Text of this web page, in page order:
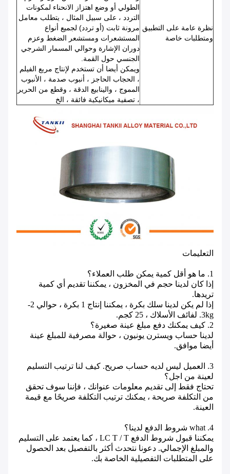
نظرة عامة على التطبيق
ومتطلبات خاصة
الطولي أو وضع اهتزاز الانحناء لمكونات
التردد ، على سبيل المثال ، يتطلب معامل
مرونة ثابت (أو تردد) لجميع أنواع
المستشعرات ومستشعر الضغط وعزم
دوران الإشارة وحوالي المسمار الشرجي
الجنسي حول القمة.
ويمكن أيضا أن تستخدم لإنتاج مربع الفيلم
، الحجاب الحاجز ، أنبوب صدمة ، الأنبوب
المموج ، والينابيع الدقة ، وقطع من الحرير
، تصفية ميكانيكية فائقة ، الخ
التعليمات
1. ما هو أقل كمية يمكن طلب العملاء؟
إذا كان لدينا حجم في المخزون ، يمكننا تقديم أي كمية
تريدها.
إذا لم يكن لدينا سلك بكرة ، يمكننا إنتاج 1 بكرة ، حوالي 2-
3kg. لفائف الأسلاك ، 25 كجم.
2. كيف يمكنك دفع مبلغ عينة صغيرة؟
لدينا حساب ويسترن يونيون ، حوالة مصرفية للمبلغ عينة
أيضا موافق.
3. العميل ليس لديه حساب صريح.
كيف لنا ترتيب التسليم
لعينة من اجل؟
تحتاج فقط إلى تقديم معلومات عنوانك ، فإننا سوف تحقق
من التكلفة صريحة ، يمكنك ترتيب التكلفة صريحًا مع قيمة
العينة.
4. what شروط الدفع لدينا؟
يمكننا قبول شروط الدفع LC T / T ، كما يعتمد على التسليم
والمبلغ الإجمالي. دعونا نتحدث أكثر بالتفصيل بعد الحصول
على المتطلبات التفصيلية الخاصة بك.